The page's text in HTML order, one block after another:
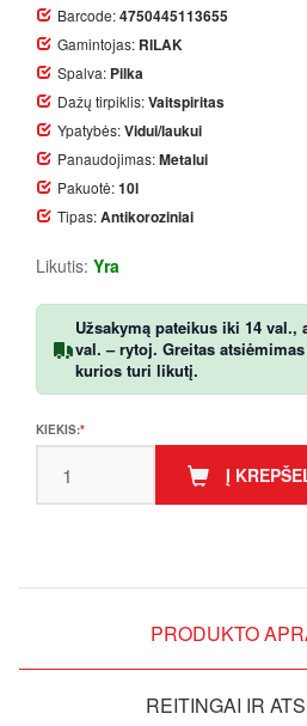
Barcode:4750445113655
Gamintojas: RILAK
Spalva: Pilka
Dažų tirpiklis:Vaitspiritas
Ypatybės:Vidui/laukui
Panaudojimas:Metalui
Pakuotė:10l
Tipas:Antikoroziniai
Likutis: Yra
Užsakymą pateikus iki 14
val. – rytoj. Greitas
kurios turi likutį.
KIEKIS:
Į
PRODUKTO
REITINGAI IR